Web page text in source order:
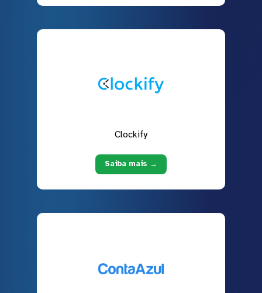
Clockify
Saiba mais →